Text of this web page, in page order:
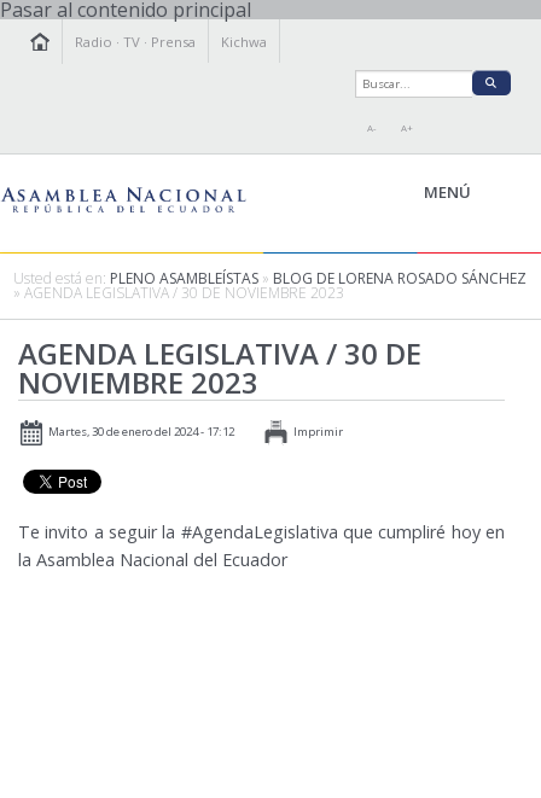
Pasar al contenido principal
Radio ·TV · Prensa Kichwa
A- A+
MENÚ
LEGISLAMOS
FISCALIZAMOS
TRANSPARENCIA
PRENSA
PARTICIPACIÓN
AGENDA
Usted está en: PLENO ASAMBLEÍSTAS » BLOG DE LORENA ROSADO SÁNCHEZ
» AGENDA LEGISLATIVA / 30 DE NOVIEMBRE 2023
AGENDA LEGISLATIVA / 30 DE
NOVIEMBRE 2023
Martes, 30 de enero del 2024 - 17:12 Imprimir
Te invito a seguir la #AgendaLegislativa que cumpliré hoy en
la Asamblea Nacional del Ecuador